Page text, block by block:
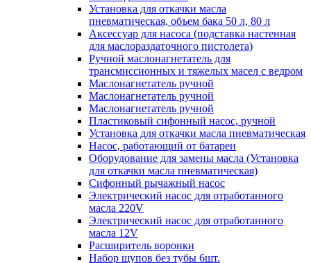
Установка для откачки масла
пневматическая, объем бака 50 л, 80 л
Аксессуар для насоса (подставка настенная
для маслораздаточного пистолета)
Ручной маслонагнетатель для
трансмиссионных и тяжелых масел с ведром
Маслонагнетатель ручной
Маслонагнетатель ручной
Маслонагнетатель ручной
Пластиковый сифонный насос, ручной
Установка для откачки масла пневматическая
Насос, работающий от батареи
Оборудование для замены масла (Установка
для откачки масла пневматическая)
Сифонный рычажный насос
Электрический насос для отработанного
масла 220V
Электрический насос для отработанного
масла 12V
Расширитель воронки
Набор щупов без тубы 6шт.